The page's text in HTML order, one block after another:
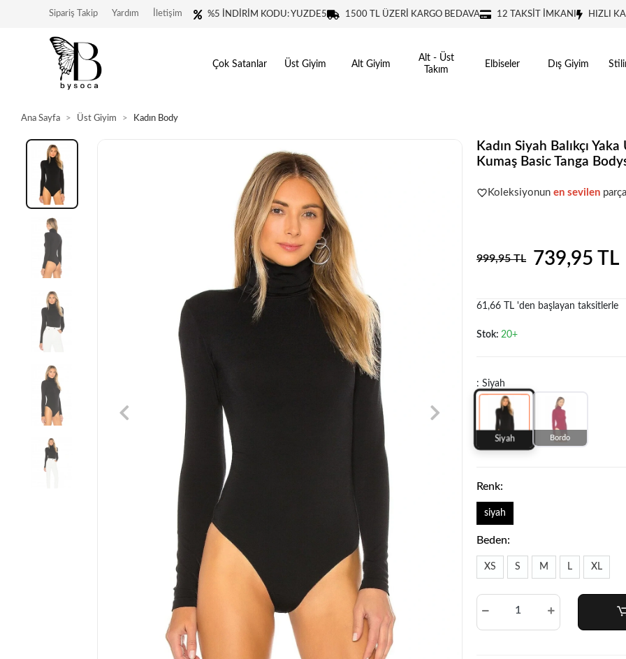
%5 İNDİRİM KODU: YUZDE5 1500 TL ÜZERİ KARGO BEDAVA 12 TAKSİT İMKANI HIZLI
Sipariş Takip Yardım İletişim
Çok Satanlar Üst Giyim Alt Giyim
Alt - Üst
Takım
Elbiseler Dış Giyim
Ana Sayfa Üst Giyim Kadın Body
Kadın Siyah Balıkçı
Kumaş Basic Tanga
Acele et!Stoklar hızla
Koleksiyonun en sevilen
999,95 TL 739,95 TL
61,66 TL 'den başlayan taksitlerle
Stok: 20+
: Siyah
Siyah Bordo
Renk:
siyah
Beden:
XS S M L XL